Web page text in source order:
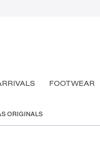
FOOTWEAR
ORIGINALS